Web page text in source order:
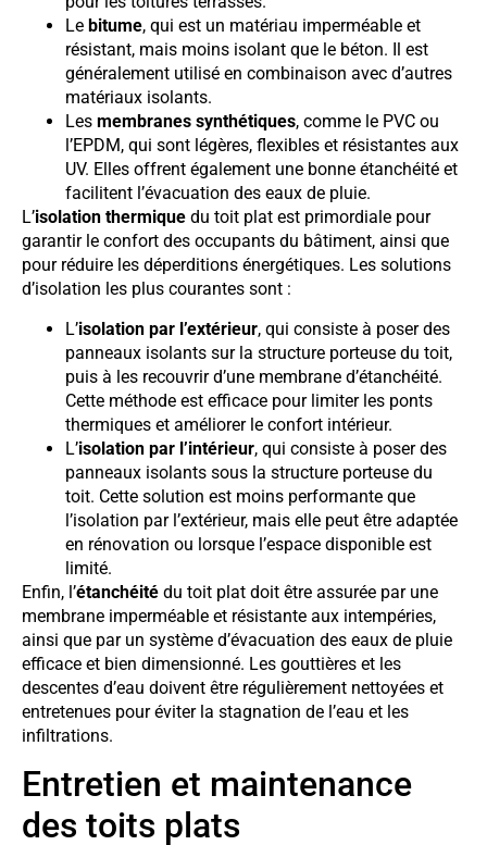
Le bitume, qui est un matériau imperméable et
résistant, mais moins isolant que le béton. Il est
généralement utilisé en combinaison avec d’autres
matériaux isolants.
Les membranes synthétiques, comme le PVC ou
l’EPDM, qui sont légères, flexibles et résistantes aux
UV. Elles offrent également une bonne étanchéité et
facilitent l’évacuation des eaux de pluie.
L’isolation thermique du toit plat est primordiale pour
garantir le confort des occupants du bâtiment, ainsi que
pour réduire les déperditions énergétiques. Les solutions
d’isolation les plus courantes sont :
L’isolation par l’extérieur, qui consiste à poser des
panneaux isolants sur la structure porteuse du toit,
puis à les recouvrir d’une membrane d’étanchéité.
Cette méthode est efficace pour limiter les ponts
thermiques et améliorer le confort intérieur.
L’isolation par l’intérieur, qui consiste à poser des
panneaux isolants sous la structure porteuse du
toit. Cette solution est moins performante que
l’isolation par l’extérieur, mais elle peut être adaptée
en rénovation ou lorsque l’espace disponible est
limité.
Enfin, l’étanchéité du toit plat doit être assurée par une
membrane imperméable et résistante aux intempéries,
ainsi que par un système d’évacuation des eaux de pluie
efficace et bien dimensionné. Les gouttières et les
descentes d’eau doivent être régulièrement nettoyées et
entretenues pour éviter la stagnation de l’eau et les
infiltrations.
Entretien et maintenance
des toits plats